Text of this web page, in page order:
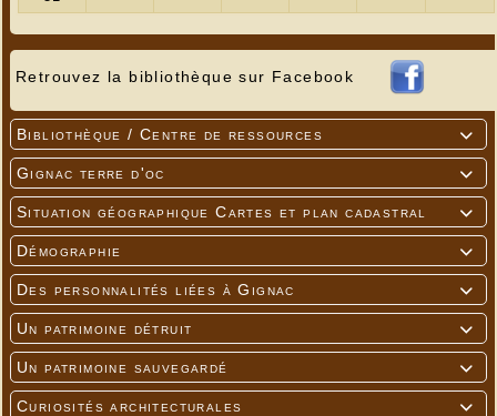
Retrouvez la bibliothèque sur Facebook

Bibliothèque / Centre de ressources

Gignac terre d'oc

Situation géographique Cartes et plan cadastral

Démographie

Des personnalités liées à Gignac

Un patrimoine détruit

Un patrimoine sauvegardé

Curiosités architecturales